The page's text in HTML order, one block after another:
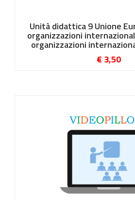
Unità didattica 9 Unione
organizzazioni
organizzazioni
€ 3,50